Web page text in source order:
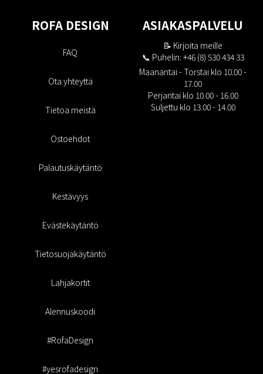
ROFA DESIGN
FAQ
Ota yhteyttä
Tietoa meistä
Ostoehdot
Palautuskäytäntö
Kestävyys
Evästekäytäntö
Tietosuojakäytäntö
Lahjakortit
Alennuskoodi
#RofaDesign
#yesrofadesign
ASIAKASPALVELU
📝 Kirjoita meille
📞 Puhelin: +46 (8) 530 434 33
Maanantai - Torstai klo 10.00 -
17.00
Perjantai klo 10.00 - 16.00
Suljettu klo 13.00 - 14.00